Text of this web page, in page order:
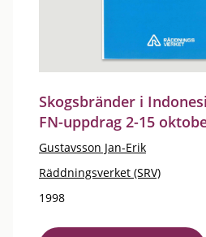
Skogsbränder i
FN-uppdrag 2-15
Gustavsson Jan-Erik
Räddningsverket (SRV)
1998